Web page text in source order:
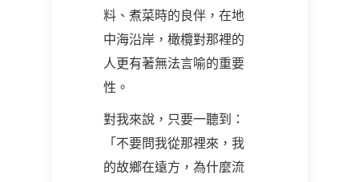
料、煮菜時的良伴，在地
中海沿岸，橄欖對那裡的
人更有著無法言喻的重要
性。
對我來說，只要一聽到：
「不要問我從那裡來，我
的故鄉在遠方，為什麼流